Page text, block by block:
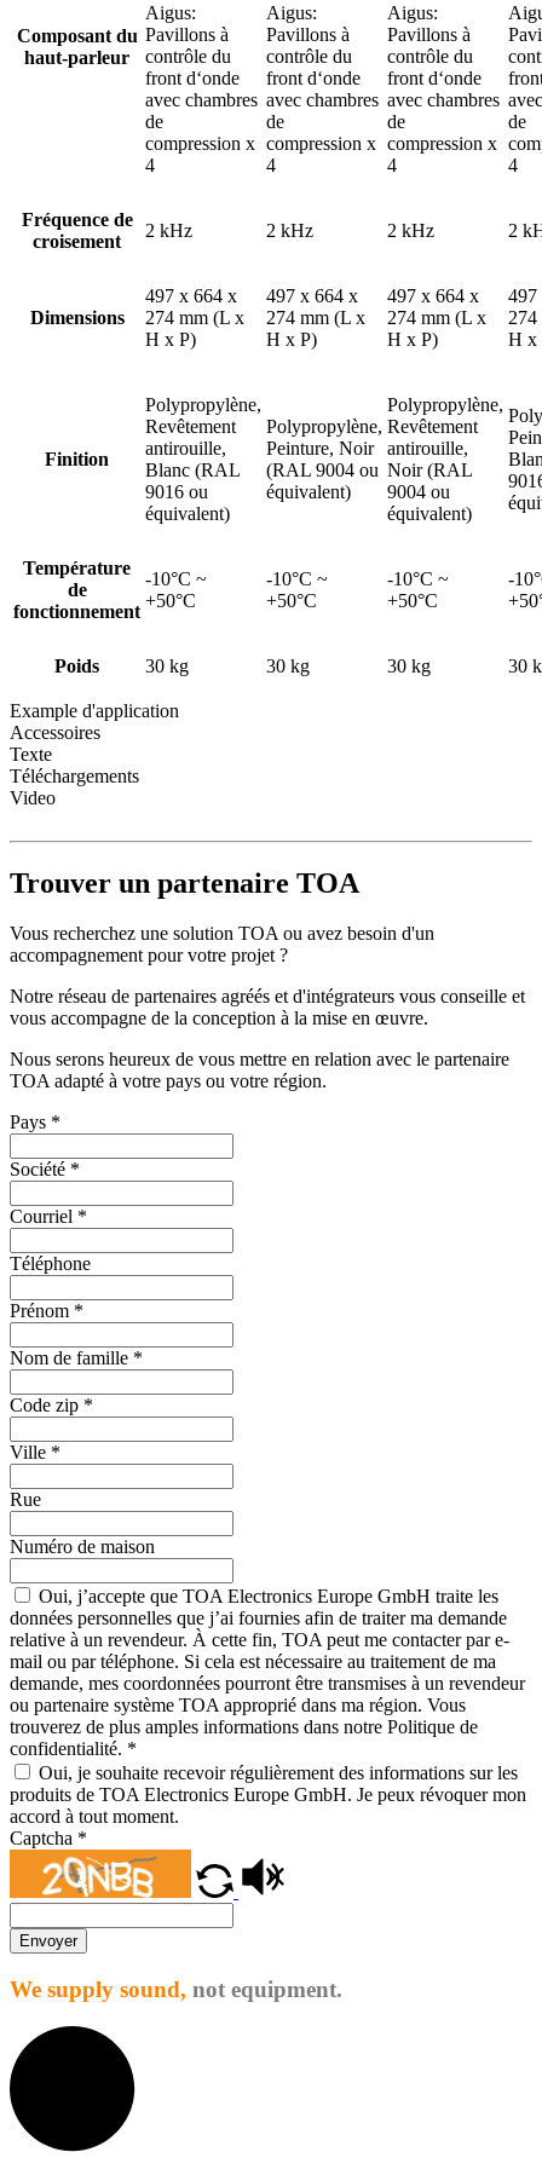
Composant du
haut-parleur
Aigus:
Pavillons à
contrôle du
front d‘onde
avec chambres
de
compression x
4
Aigus:
Pavillons à
contrôle du
front d‘onde
avec chambres
de
compression x
4
Aigus:
Pavillons à
contrôle du
front d‘onde
avec chambres
de
compression x
4
de
4
Fréquence de
croisement
2 kHz 2 kHz 2 kHz 2
Dimensions
497 x 664 x
274 mm (L x
H x P)
497 x 664 x
274 mm (L x
H x P)
497 x 664 x
274 mm (L x
H x P)
497
H x
Finition
Polypropylène,
Revêtement
antirouille,
Blanc (RAL
9016 ou
équivalent)
Polypropylène,
Peinture, Noir
(RAL 9004 ou
équivalent)
Polypropylène,
Revêtement
antirouille,
Noir (RAL
9004 ou
équivalent)
Température
de
fonctionnement
-10°C ~
+50°C
-10°C ~
+50°C
-10°C ~
+50°C
-
Poids 30 kg 30 kg 30 kg 30
Example d'application
Accessoires
Texte
Téléchargements
Video
Trouver un partenaire TOA
Vous recherchez une solution TOA ou avez besoin d'un
accompagnement pour votre projet ?
Notre réseau de partenaires agréés et d'intégrateurs vous conseille et
vous accompagne de la conception à la mise en œuvre.
Nous serons heureux de vous mettre en relation avec le partenaire
TOA adapté à votre pays ou votre région.
Pays *
Société *
Courriel *
Téléphone
Prénom *
Nom de famille *
Code zip *
Ville *
Rue
Numéro de maison
Oui, j’accepte que TOA Electronics Europe GmbH traite les
données personnelles que j’ai fournies afin de traiter ma demande
relative à un revendeur. À cette fin, TOA peut me contacter par e-
mail ou par téléphone. Si cela est nécessaire au traitement de ma
demande, mes coordonnées pourront être transmises à un revendeur
ou partenaire système TOA approprié dans ma région. Vous
trouverez de plus amples informations dans notre Politique de
confidentialité. *
Oui, je souhaite recevoir régulièrement des informations sur les
produits de TOA Electronics Europe GmbH. Je peux révoquer mon
accord à tout moment.
Captcha *
Envoyer
We supply sound, not equipment.